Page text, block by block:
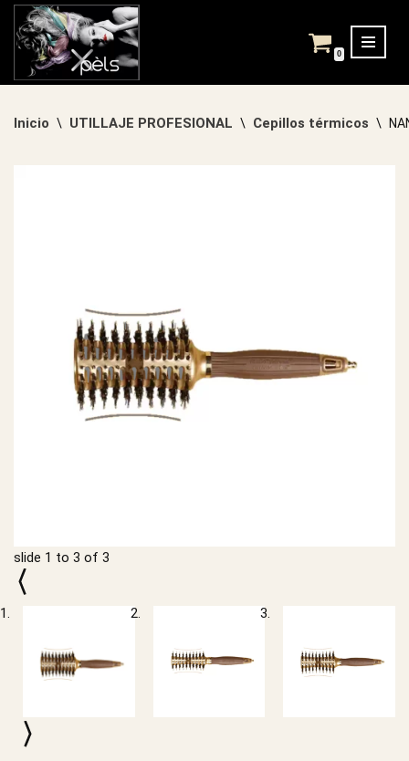
Saltar
0
Inicio \ UTILLAJE PROFESIONAL \ Cepillos térmicos \
slide 1 to 3 of 3